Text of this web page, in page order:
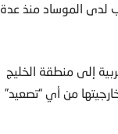
لدى الموساد منذ عدة
إلى منطقة الخليج
من أي “تصعيد”